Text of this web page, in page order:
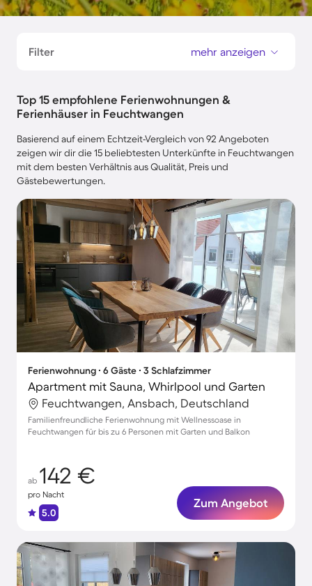
Filter mehr anzeigen
Top 15 empfohlene Ferienwohnungen &
Ferienhäuser in Feuchtwangen
Basierend auf einem Echtzeit-Vergleich von 92 Angeboten
zeigen wir dir die 15 beliebtesten Unterkünfte in Feuchtwangen
mit dem besten Verhältnis aus Qualität, Preis und
Gästebewertungen.
Ferienwohnung ∙ 6 Gäste ∙ 3 Schlafzimmer
Apartment mit Sauna, Whirlpool und Garten
Feuchtwangen, Ansbach, Deutschland
Familienfreundliche Ferienwohnung mit Wellnessoase in
Feuchtwangen für bis zu 6 Personen mit Garten und Balkon
ab 142 €
pro Nacht
5.0
Zum Angebot